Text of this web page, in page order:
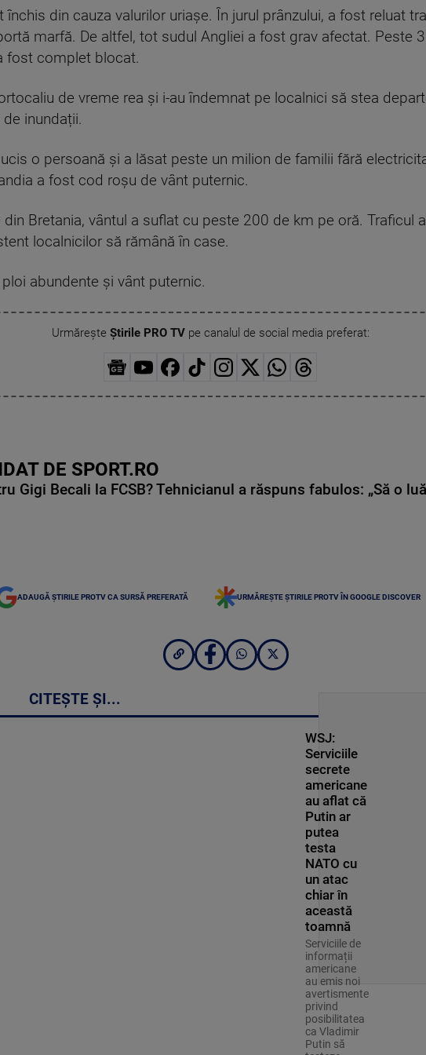
închis din cauza valurilor uriașe. În jurul prânzului, a fost reluat
marfă. De altfel, tot sudul Angliei a fost grav afectat. Peste
fost complet blocat.
de vreme rea și i-au îndemnat pe localnici să stea
inundații.
ucis o persoană şi a lăsat peste un milion de familii fără
a fost cod roşu de vânt puternic.
din Bretania, vântul a suflat cu peste 200 de km pe oră. Traficul
localnicilor să rămână în case.
abundente și vânt puternic.
Urmărește Știrile PRO TVpe canalul de social media preferat:
DE SPORT.RO
Gigi Becali la FCSB? Tehnicianul a răspuns fabulos: „Să o
ADAUGĂ ȘTIRILE PROTV CA SURSĂ PREFERATĂ URMĂREȘTE ȘTIRILE PROTV ÎN GOOGLE DISCOVER
CITEȘTE ȘI...
WSJ:
Serviciile
secrete
americane
au aflat că
Putin ar
putea
testa
NATO cu
un atac
chiar în
această
toamnă
Serviciile de
informații
americane
au emis noi
avertismente
privind
posibilitatea
ca Vladimir
Putin să